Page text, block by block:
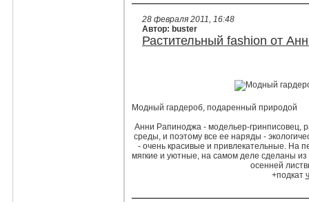
28 февраля 2011, 16:48
Автор: buster
Растительный fashion от
Модный гардероб, подаренный природой
Анни Рапиноджа - модельер-гринписовец,
среды, и поэтому все ее наряды -
- очень красивые и привлекательные. На
мягкие и уютные, на самом деле сделаны из
осенней
+подкат